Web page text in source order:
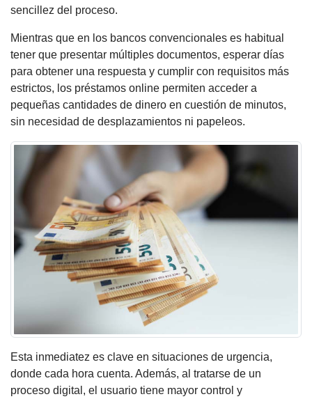
sencillez del proceso.
Mientras que en los bancos convencionales es habitual
tener que presentar múltiples documentos, esperar días
para obtener una respuesta y cumplir con requisitos más
estrictos, los préstamos online permiten acceder a
pequeñas cantidades de dinero en cuestión de minutos,
sin necesidad de desplazamientos ni papeleos.
Esta inmediatez es clave en situaciones de urgencia,
donde cada hora cuenta. Además, al tratarse de un
proceso digital, el usuario tiene mayor control y